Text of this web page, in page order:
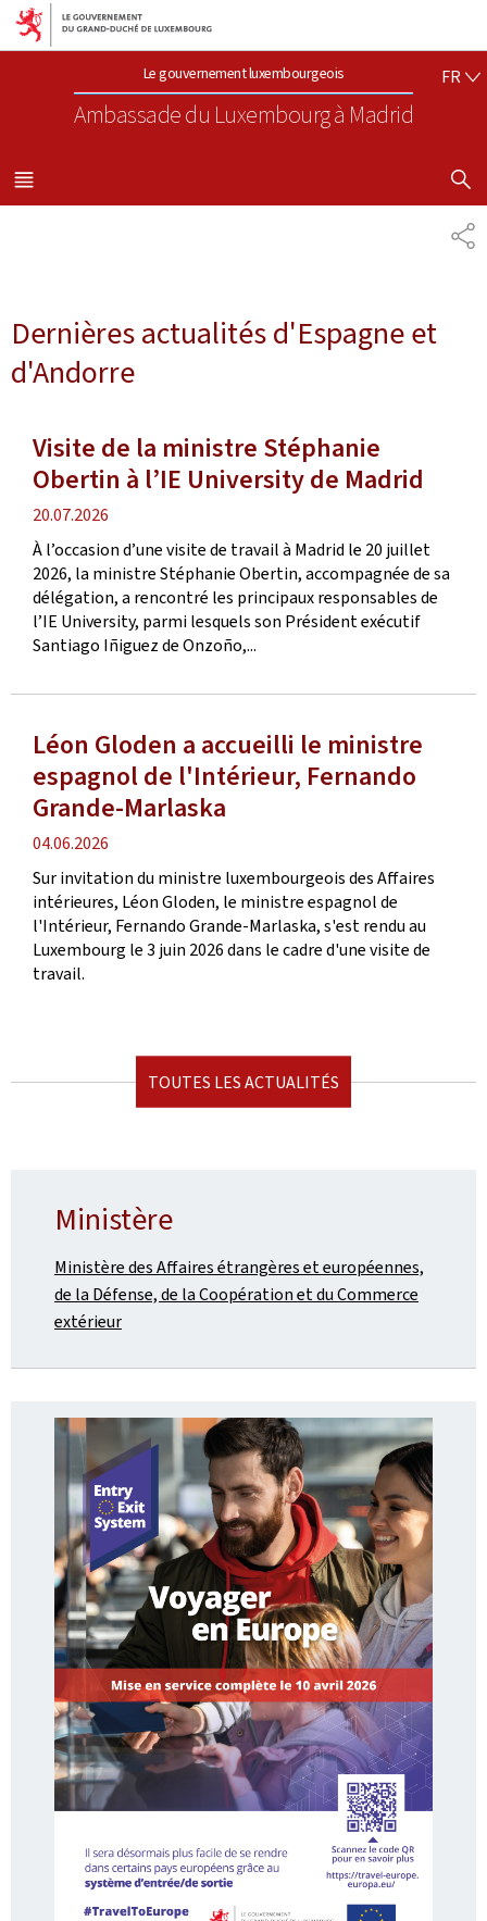
Aller au menu principal
Aller au contenu
Le gouvernement luxembourgeois
Ambassade du Luxembourgà Madrid
FR
MENU
PRINCIPAL
Dernières actualités d'Espagne et
d'Andorre
Visite de la ministre Stéphanie
Obertin à l’IE University de Madrid
date
de
publication
20.07.2026
À l’occasion d’une visite de travail à Madrid le 20 juillet
2026, la ministre Stéphanie Obertin, accompagnée de sa
délégation, a rencontré les principaux responsables de
l’IE University, parmi lesquels son Président exécutif
Santiago Iñiguez de Onzoño,...
Léon Gloden a accueilli le ministre
espagnol de l'Intérieur, Fernando
Grande-Marlaska
date
de
publication
04.06.2026
Sur invitation du ministre luxembourgeois des Affaires
intérieures, Léon Gloden, le ministre espagnol de
l'Intérieur, Fernando Grande-Marlaska, s'est rendu au
Luxembourg le 3 juin 2026 dans le cadre d'une visite de
travail.
TOUTES LES ACTUALITÉS
Ministère
Ministère des Affaires étrangères et européennes,
de la Défense, de la Coopération et du Commerce
extérieur